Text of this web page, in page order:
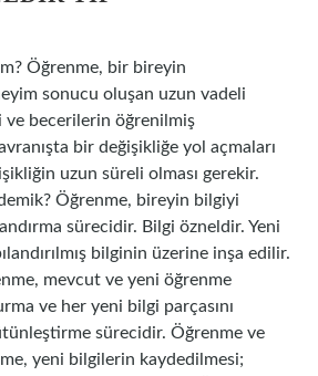
Öğrenme, bir bireyin
sonucu oluşan uzun vadeli
ve becerilerin öğrenilmiş
bir değişikliğe yol açmaları
uzun süreli olması gerekir.
Öğrenme, bireyin bilgiyi
sürecidir. Bilgi özneldir. Yeni
bilginin üzerine inşa edilir.
mevcut ve yeni öğrenme
ve her yeni bilgi parçasını
sürecidir. Öğrenme ve
yeni bilgilerin kaydedilmesi;